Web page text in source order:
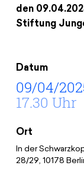
Jobs
Cookie-
Datenschutz
Impressum
den
Stiftung
Datum
09/04/
17.30 Uhr
Ort
In der
28/29, 10178